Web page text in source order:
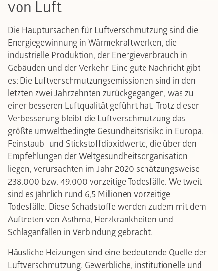
von Luft
Die Hauptursachen für Luftverschmutzung sind die
Energiegewinnung in Wärmekraftwerken, die
industrielle Produktion, der Energieverbrauch in
Gebäuden und der Verkehr. Eine gute Nachricht gibt
es: Die Luftverschmutzungsemissionen sind in den
letzten zwei Jahrzehnten zurückgegangen, was zu
einer besseren Luftqualität geführt hat. Trotz dieser
Verbesserung bleibt die Luftverschmutzung das
größte umweltbedingte Gesundheitsrisiko in Europa.
Feinstaub- und Stickstoffdioxidwerte, die über den
Empfehlungen der Weltgesundheitsorganisation
liegen, verursachten im Jahr 2020 schätzungsweise
238.000 bzw. 49.000 vorzeitige Todesfälle. Weltweit
sind es jährlich rund 6,5 Millionen vorzeitige
Todesfälle. Diese Schadstoffe werden zudem mit dem
Auftreten von Asthma, Herzkrankheiten und
Schlaganfällen in Verbindung gebracht.
Häusliche Heizungen sind eine bedeutende Quelle der
Luftverschmutzung. Gewerbliche, institutionelle und